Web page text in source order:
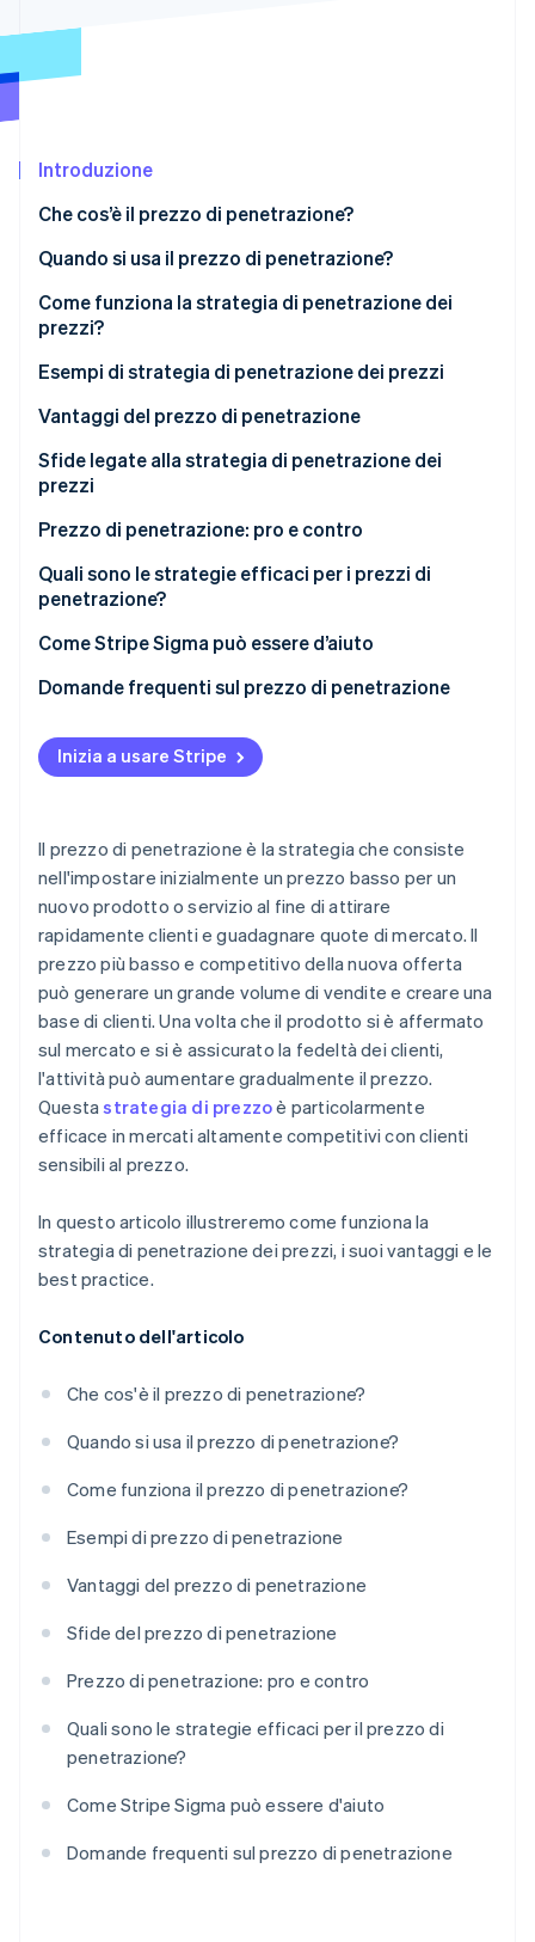
Prevenzione delle frodi
Climate
Identity
Verifica online dell'identità
Stripe Sessions 2026
Scopri come Stripe sta costruendo l'infrastruttura
Guarda ora
Introduzione
Che cos’è il prezzo di penetrazione?
Quando si usa il prezzo di penetrazione?
Come funziona la strategia di penetrazione dei
prezzi?
Esempi di strategia di penetrazione dei prezzi
Vantaggi del prezzo di penetrazione
Sfide legate alla strategia di penetrazione dei
prezzi
Margini di profitto bassi
Qualità percepita bassa
Guerra dei prezzi
Difficoltà ad aumentare i prezzi
Acquisizione di clienti sensibili al prezzo
Tensioni finanziarie
Prezzo di penetrazione: pro e contro
Pro
Contro
Quali sono le strategie efficaci per i prezzi di
penetrazione?
Come Stripe Sigma può essere d’aiuto
Domande frequenti sul prezzo di penetrazione
Inizia a usare Stripe
Il prezzo di penetrazione è la strategia che consiste
nell'impostare inizialmente un prezzo basso per un
nuovo prodotto o servizio al fine di attirare
rapidamente clienti e guadagnare quote di mercato. Il
prezzo più basso e competitivo della nuova offerta
può generare un grande volume di vendite e creare una
base di clienti. Una volta che il prodotto si è affermato
sul mercato e si è assicurato la fedeltà dei clienti,
l'attività può aumentare gradualmente il prezzo.
Questastrategia di prezzoè particolarmente
efficace in mercati altamente competitivi con clienti
sensibili al prezzo.
In questo articolo illustreremo come funziona la
strategia di penetrazione dei prezzi, i suoi vantaggi e le
best practice.
Contenuto dell'articolo
Che cos'è il prezzo di penetrazione?
Quando si usa il prezzo di penetrazione?
Come funziona il prezzo di penetrazione?
Esempi di prezzo di penetrazione
Vantaggi del prezzo di penetrazione
Sfide del prezzo di penetrazione
Prezzo di penetrazione: pro e contro
Quali sono le strategie efficaci per il prezzo di
penetrazione?
Come Stripe Sigma può essere d'aiuto
Domande frequenti sul prezzo di penetrazione